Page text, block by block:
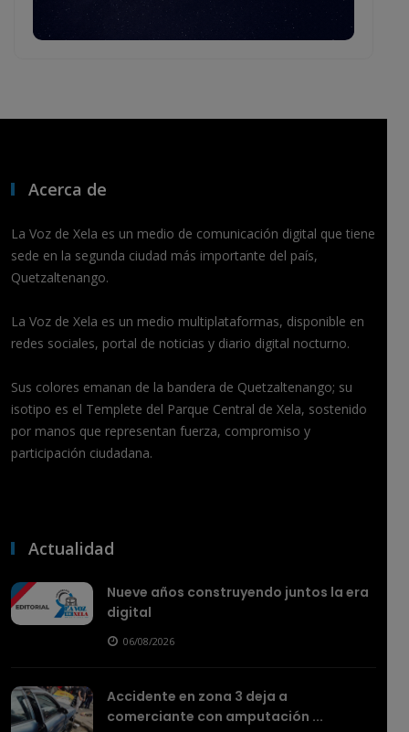
Acerca de
La Voz de Xela es un medio de comunicación digital que tiene
sede en la segunda ciudad más importante del país,
Quetzaltenango.
La Voz de Xela es un medio multiplataformas, disponible en
redes sociales, portal de noticias y diario digital nocturno.
Sus colores emanan de la bandera de Quetzaltenango; su
isotipo es el Templete del Parque Central de Xela, sostenido
por manos que representan fuerza, compromiso y
participación ciudadana.
Actualidad
Nueve años construyendo juntos la era
digital
06/08/2026
Accidente en zona 3 deja a
comerciante con amputación ...